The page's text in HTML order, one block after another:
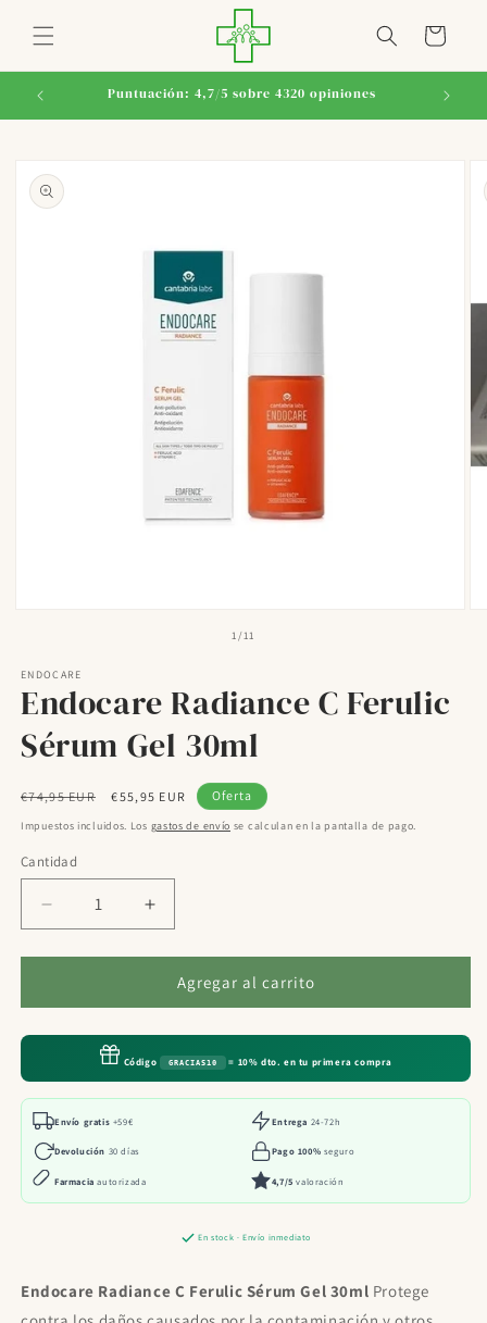
directamente
al contenido
Carrito
Puntuación: 4,7/5 sobre 4320 opiniones
a la
información
en
una
ventana
modal
1/de
11
ENDOCARE
Endocare Radiance C Ferulic
Sérum Gel 30ml
Precio
habitual
€74,95 EUR
Precio
de
€55,95 EUR Oferta
Impuestos incluidos. Los gastos de envío se calculan en la pantalla de pago.
Cantidad
Reducir
cantidad
para
Radiance
Ferulic
Gel
30ml
Aumentar
cantidad
para
Endocare
Radiance
Ferulic
Sérum
Gel
Agregar al carrito
Código GRACIAS10 = 10% dto. en tu primera compra
Envío gratis +59€ Entrega 24-72h
Devolución 30 días Pago 100% seguro
Farmacia autorizada 4,7/5 valoración
En stock · Envío inmediato
Endocare Radiance C Ferulic Sérum Gel 30ml Protege